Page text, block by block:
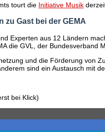
tourt die Initiative Musik
zu Gast bei der GEMA
Experten aus 12 Ländern
die GVL, der Bundesverband
und die Förderung von
sind ein Austausch mit
bei Klick)